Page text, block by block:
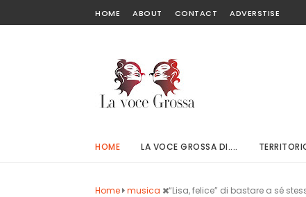
HOME ABOUT CONTACT ADVERSTISE
HOME LA VOCE GROSSA DI....
Home musica “Lisa, felice” di bastare a sé